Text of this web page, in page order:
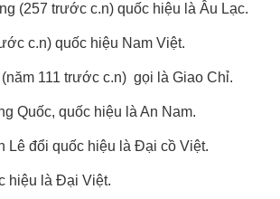
(257 trước c.n) quốc hiệu là Âu Lạc.
c.n) quốc hiệu Nam Việt.
111 trước c.n) gọi là Giao Chỉ.
Quốc, quốc hiệu là An Nam.
Lê đổi quốc hiệu là Đại cồ Việt.
hiệu là Đại Việt.